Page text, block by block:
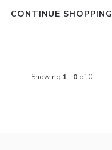
CONTINUE SHOPPING
Showing 1 - 0of 0